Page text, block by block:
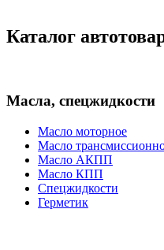
Каталог
Масла, спецжидкости
Масло моторное
Масло
Масло АКПП
Масло КПП
Спецжидкости
Герметик